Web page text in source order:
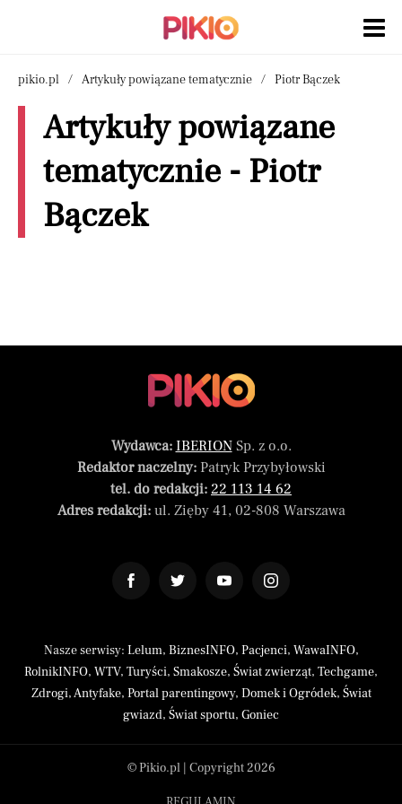
pikio.pl Artykuły powiązane tematycznie Piotr Bączek
Artykuły powiązane
tematycznie - Piotr
Bączek
Wydawca: IBERIONSp. z o.o.
Redaktor naczelny:Patryk Przybyłowski
tel. do redakcji: 22 113 14 62
Adres redakcji:ul. Zięby 41, 02-808 Warszawa
Nasze serwisy: Lelum, BiznesINFO, Pacjenci, WawaINFO,
RolnikINFO, WTV, Turyści, Smakosze, Świat zwierząt, Techgame,
Zdrogi,Antyfake, Portal parentingowy, Domek i Ogródek, Świat
gwiazd, Świat sportu, Goniec
© Pikio.pl | Copyright 2026